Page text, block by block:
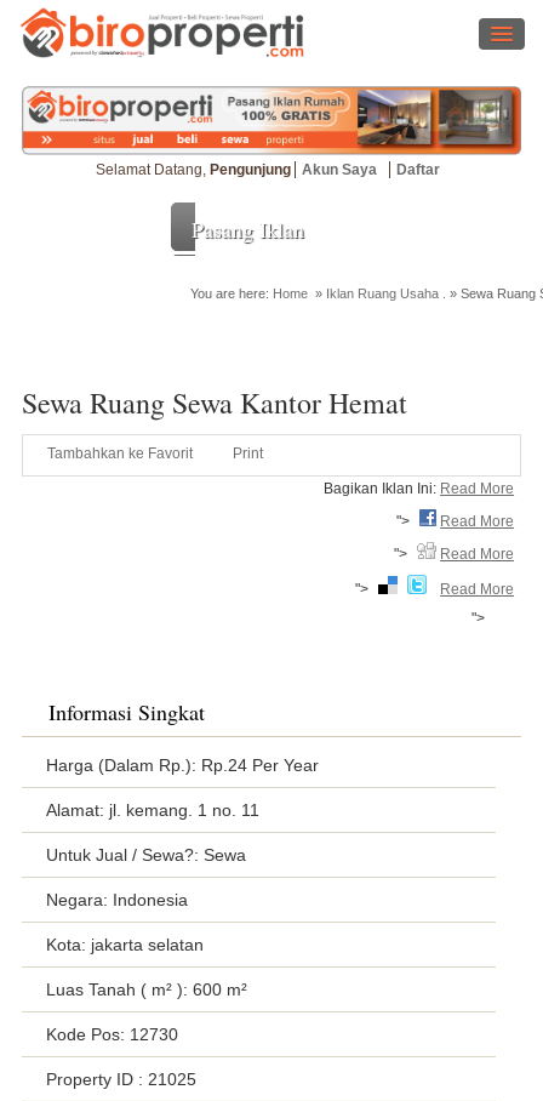
Selamat Datang, Pengunjung Akun Saya Daftar
Pasang Iklan
You are here: Home » Iklan Ruang Usaha . » Sewa Ruang
Sewa Ruang Sewa Kantor Hemat
Tambahkan ke Favorit Print
Bagikan Iklan Ini: Read More
">
Read More
">
Read More
">
Read More
">
Informasi Singkat
Harga (Dalam Rp.): Rp.24 Per Year
Alamat: jl. kemang. 1 no. 11
Untuk Jual / Sewa?: Sewa
Negara: Indonesia
Kota: jakarta selatan
Luas Tanah ( m² ): 600 m²
Kode Pos: 12730
Property ID : 21025